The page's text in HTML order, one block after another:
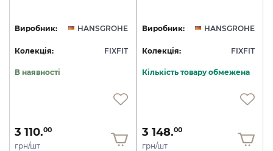
Виробник: HANSGROHE
Колекція: FIXFIT
В наявності
3 110.00
грн/шт
Виробник: HANSGROHE
Колекція: FIXFIT
Кількість товару обмежена
3 148.00
грн/шт